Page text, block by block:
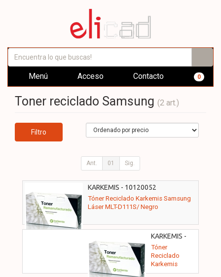
Menú Acceso Contacto 0
Toner reciclado Samsung (2 art.)
Filtro
Ant. 01 Sig.
KARKEMIS - 10120052
Tóner Reciclado Karkemis Samsung
Láser MLT-D111S/ Negro
KARKEMIS -
10120070
Tóner
Reciclado
Karkemis
Samsung Láser